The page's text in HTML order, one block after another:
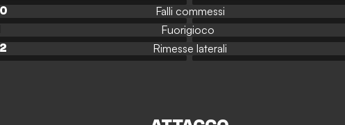
Falli commessi
Fuorigioco
Rimesse laterali